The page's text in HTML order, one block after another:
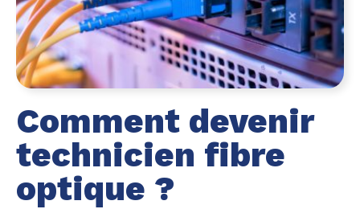
Comment devenir
technicien fibre
optique ?